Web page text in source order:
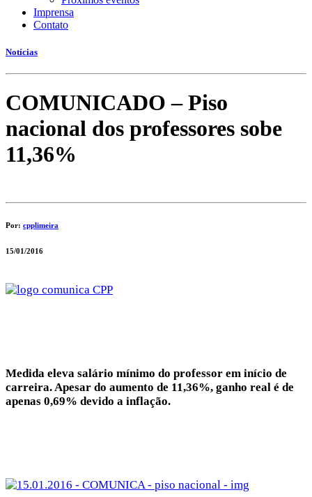
Imprensa
Contato
Notícias
COMUNICADO – Piso
nacional dos professores sobe
11,36%
Por: cpplimeira
15/01/2016
Medida eleva salário mínimo do professor em início de
carreira. Apesar do aumento de 11,36%, ganho real é de
apenas 0,69% devido a inflação.